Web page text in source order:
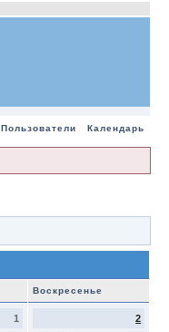
Пользователи Календарь
Воскресенье
1
2